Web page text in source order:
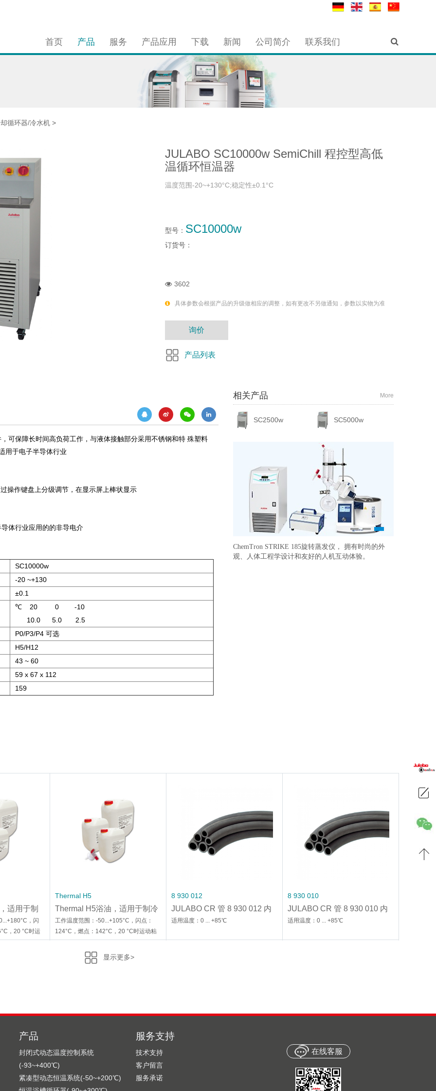
首页 产品 服务 产品应用 下载 新闻 公司简介 联系我们
循环器/冷水机 >
JULABO SC10000w SemiChill 程控型高低
温循环恒温器
温度范围-20~+130°C;稳定性±0.1°C
型号： SC10000w
订货号：
3602
具体参数会根据产品的升级做相应的调整，如有更改不另做通知，参数以实物为准
询价
产品列表
可保障长时间高负荷工作，与液体接触部分采用不锈钢和特 殊塑料
用于电子半导体行业
操作键盘上分级调节，在显示屏上棒状显示
体行业应用的的非导电介
SC10000w
-20 ~+130
±0.1
℃ 20 0 -10
10.0 5.0 2.5
P0/P3/P4 可选
H5/H12
43 ~ 60
59 x 67 x 112
159
相关产品 More
SC2500w SC5000w
ChemTron STRIKE 185旋转蒸发仪， 拥有时尚的外
观、人体工程学设计和友好的人机互动体验。
1 2
适用于制
，闪
，20 °C时运
°C时密度：
Thermal H5
Thermal H5浴油，适用于制冷
循环浴槽
工作温度范围：-50...+105°C，闪点：
124°C，燃点：142°C，20 °C时运动粘
度：5.66mm2/s，20 °C时密度：
8 930 012
JULABO CR 管 8 930 012 内
径 : 12mm
适用温度：0 ... +85℃
8 930 010
JULABO CR 管 8 930 010 内
径 : 10mm
适用温度：0 ... +85℃
930 325 适
8 930 319
JULABO 强化管 8 930 319 适
用温度：-40 … +120 °C
适用温度：-40 … +120 °C
JULABO 强化管 8 930 312 适
用温度范围 : -40~+120℃
适用温度范围 : -40~+120℃
显示更多>
产品
封闭式动态温度控制系统
(-93~+400℃)
紧凑型动态恒温系统(-50~+200℃)
服务支持
技术支持
客户留言
服务承诺
在线客服